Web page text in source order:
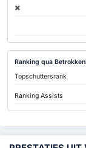
Ranking qua
Topschuttersrank
Ranking Assists